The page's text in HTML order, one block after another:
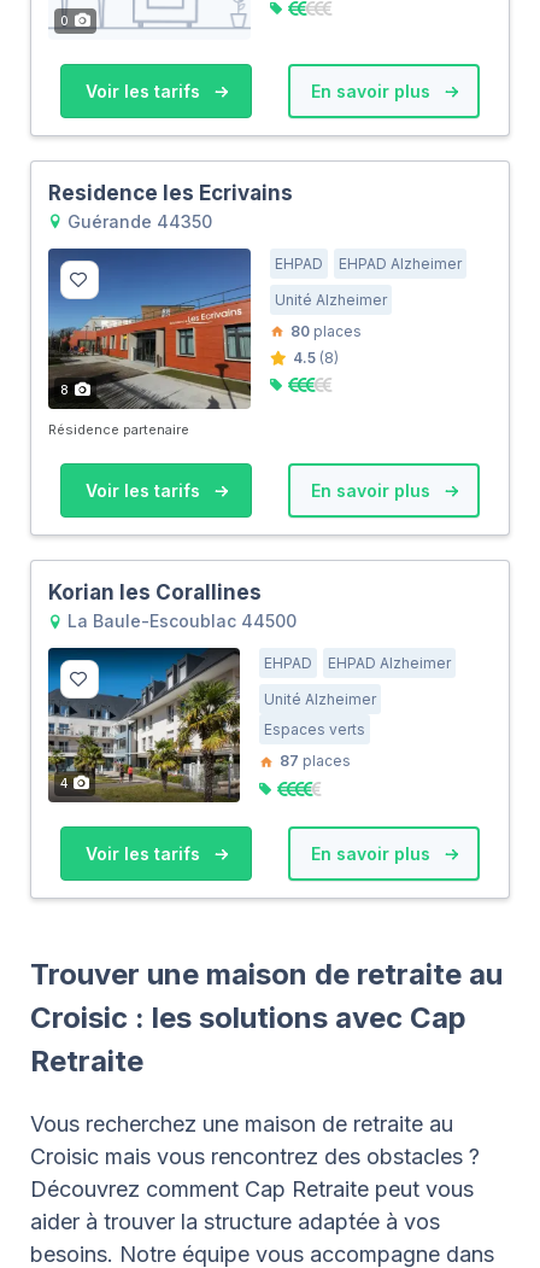
0
Voir les tarifs En savoir plus
Residence les Ecrivains
Guérande 44350
8
EHPAD
EHPAD Alzheimer
Unité Alzheimer
80 places
4.5 (8)
Résidence partenaire
Voir les tarifs En savoir plus
Korian les Corallines
La Baule-Escoublac 44500
4
EHPAD
EHPAD Alzheimer
Unité Alzheimer
Espaces verts
87 places
Voir les tarifs En savoir plus
Trouver une maison de retraite au
Croisic : les solutions avec Cap
Retraite
Vous recherchez une maison de retraite au
Croisic mais vous rencontrez des obstacles ?
Découvrez comment Cap Retraite peut vous
aider à trouver la structure adaptée à vos
besoins. Notre équipe vous accompagne dans